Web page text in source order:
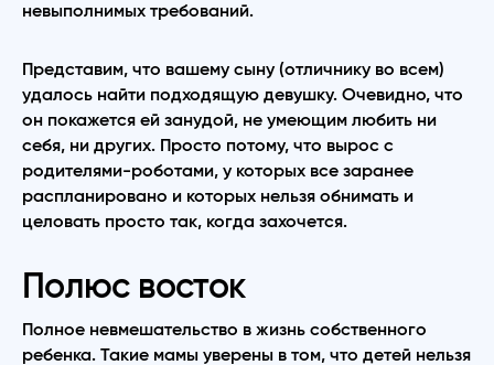
невыполнимых требований.
Представим, что вашему сыну (отличнику во всем)
удалось найти подходящую девушку. Очевидно, что
он покажется ей занудой, не умеющим любить ни
себя, ни других. Просто потому, что вырос с
родителями-роботами, у которых все заранее
распланировано и которых нельзя обнимать и
целовать просто так, когда захочется.
Полюс восток
Полное невмешательство в жизнь собственного
ребенка. Такие мамы уверены в том, что детей нельзя